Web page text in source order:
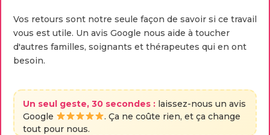
Vos retours sont notre seule façon de savoir si ce travail
vous est utile. Un avis Google nous aide à toucher
d'autres familles, soignants et thérapeutes qui en ont
besoin.
Un seul geste, 30 secondes : laissez-nous un avis
Google
. Ça ne coûte rien, et ça change
tout pour nous.